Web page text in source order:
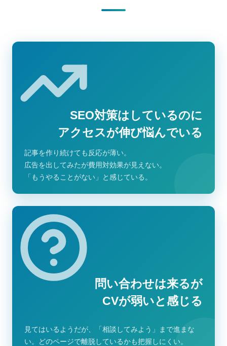
装、専門性を示すコンテンツ設計、サイト全体
ホームページづくりをトータルでサポートして
います。また、従来のSEO対策と組み合わせる
ことで、検索エンジンとAIの両方から
SEO対策はしているのに
アクセスが伸び悩んでいる
記事を作り続けても反応が薄い。
広告を出してみたが費用対効果が見えない。
「もうやることがない」と感じている。
問い合わせは来るが
CVが弱いと感じる
見てはいるようだが、「相談してみよう」まで進まな
い。どのページで離脱しているかも把握しにくい。